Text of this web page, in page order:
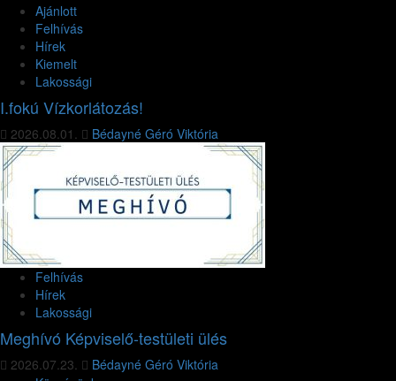
Ajánlott
Felhívás
Hírek
Kiemelt
Lakossági
I.fokú Vízkorlátozás!
2026.08.01. Bédayné Géró Viktória
Felhívás
Hírek
Lakossági
Meghívó Képviselő-testületi ülés
2026.07.23.
Bédayné Géró Viktória